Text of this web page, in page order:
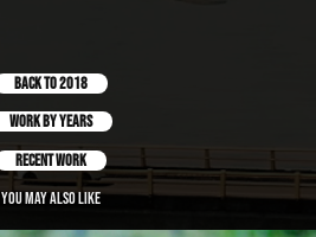
BACK to 2018
work by years
recent work
You may also like